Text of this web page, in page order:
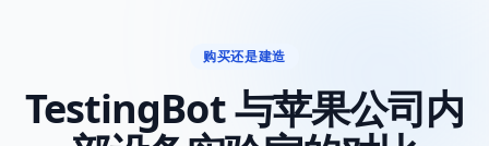
购买还是建造
TestingBot 与苹果公司内